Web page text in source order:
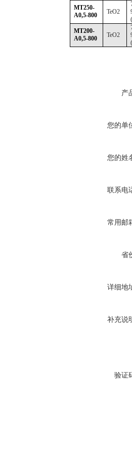
MT250-
A0,5-800
TeO2
MT200-
A0,5-800
TeO2
产
您的单
您的姓
联系电
常用邮
省
详细地
补充说
验证